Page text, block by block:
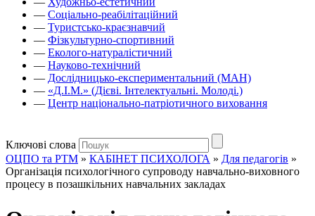
— Соціально-реабілітаційний
— Туристсько-краєзнавчий
— Фізкультурно-спортивний
— Еколого-натуралістичний
— Науково-технічний
— Дослідницько-експериментальний (МАН)
— «Д.І.М.» (Дієві. Інтелектуальні. Молоді.)
— Центр національно-патріотичного виховання
Ключові слова
ОЦПО та РТМ » КАБІНЕТ ПСИХОЛОГА » Для педагогів »
Організація психологічного супроводу навчально-виховного
процесу в позашкільних навчальних закладах